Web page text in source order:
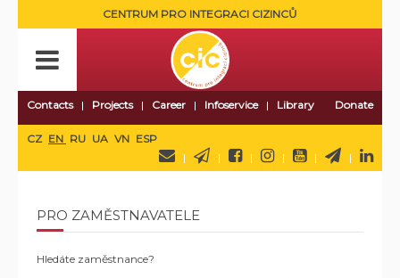
CENTRUM PRO INTEGRACI CIZINCŮ
Contacts Projects Career Infoservice Library Donate
CZ EN RU UA VN ESP
PRO ZAMĚSTNAVATELE
Hledáte zaměstnance?